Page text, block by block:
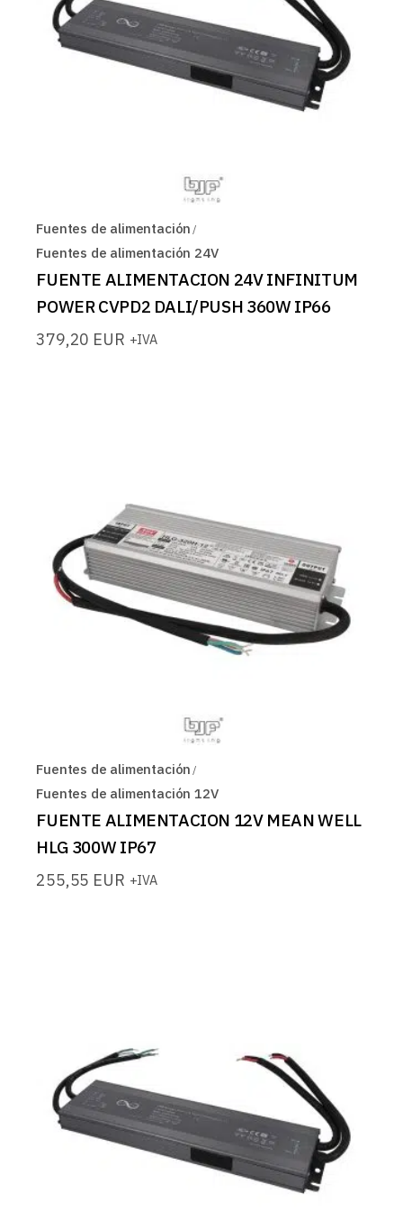
Fuentes de alimentación
Fuentes de alimentación 24V
FUENTE ALIMENTACION 24V INFINITUM
POWER CVPD2 DALI/PUSH 360W IP66
379,20 EUR +IVA
Fuentes de alimentación
Fuentes de alimentación 12V
FUENTE ALIMENTACION 12V MEAN WELL
HLG 300W IP67
255,55 EUR +IVA